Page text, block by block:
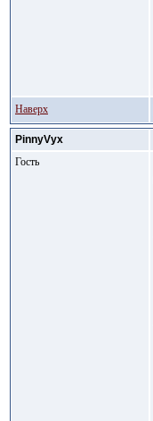
Наверх
PinnyVyx
Гость